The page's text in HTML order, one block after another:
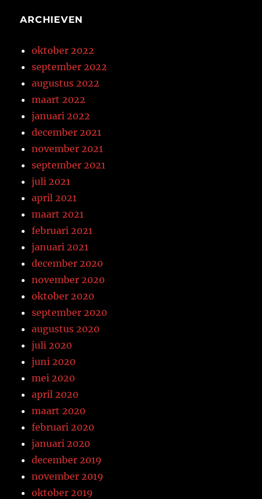
ARCHIEVEN
oktober 2022
september 2022
augustus 2022
maart 2022
januari 2022
december 2021
november 2021
september 2021
juli 2021
april 2021
maart 2021
februari 2021
januari 2021
december 2020
november 2020
oktober 2020
september 2020
augustus 2020
juli 2020
juni 2020
mei 2020
april 2020
maart 2020
februari 2020
januari 2020
december 2019
november 2019
oktober 2019